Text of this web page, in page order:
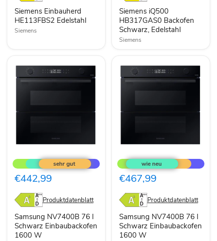
Siemens Einbauherd
HE113FBS2 Edelstahl
Siemens
Siemens iQ500
HB317GAS0 Backofen
Schwarz, Edelstahl
Siemens
NV7400B
76
Schwarz
Einbaubackofen
1600
W
€442,99
Produktdatenblatt
Samsung NV7400B 76 l
Schwarz Einbaubackofen
1600 W
NV7400B
76
Schwarz
Einbaubackofen
1600
W
€467,99
Produktdatenblatt
Samsung NV7400B 76 l
Schwarz Einbaubackofen
1600 W